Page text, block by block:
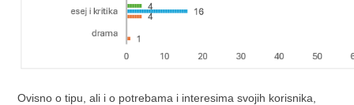
Ovisno o tipu, ali i o potrebama i interesima svojih korisnika,